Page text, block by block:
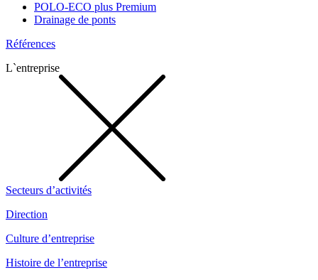
POLO-ECO plus Premium
Drainage de ponts
Références
L`entreprise
Secteurs d’activités
Direction
Culture d’entreprise
Histoire de l’entreprise